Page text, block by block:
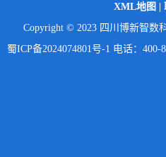
XML地图 |
Copyright © 2023 四川博新智数
蜀ICP备2024074801号-1 电话：400-